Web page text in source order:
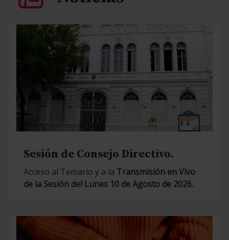
Sesión de Consejo Directivo.
Acceso al Temario y a la Transmisión en Vivo
de la Sesión del Lunes 10 de Agosto de 2026.